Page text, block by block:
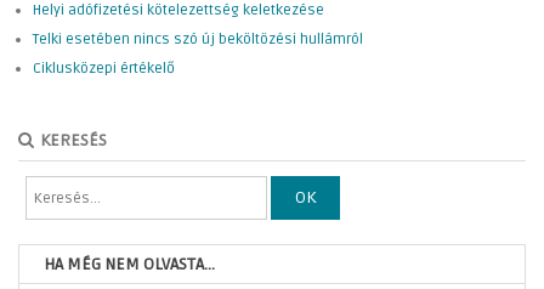
Helyi adófizetési kötelezettség keletkezése
Telki esetében nincs szó új beköltözési hullámról
Ciklusközepi értékelő
KERESÉS
OK
HA MÉG NEM OLVASTA...